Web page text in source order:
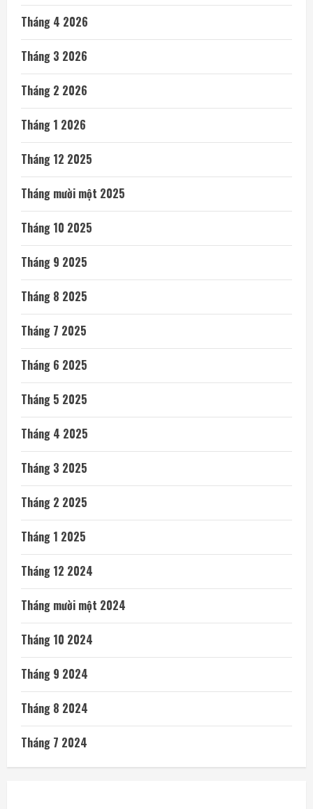
Tháng 4 2026
Tháng 3 2026
Tháng 2 2026
Tháng 1 2026
Tháng 12 2025
Tháng mười một 2025
Tháng 10 2025
Tháng 9 2025
Tháng 8 2025
Tháng 7 2025
Tháng 6 2025
Tháng 5 2025
Tháng 4 2025
Tháng 3 2025
Tháng 2 2025
Tháng 1 2025
Tháng 12 2024
Tháng mười một 2024
Tháng 10 2024
Tháng 9 2024
Tháng 8 2024
Tháng 7 2024